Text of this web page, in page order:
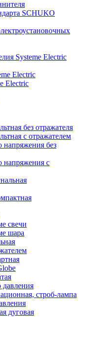
SCHUKO
Systeme Electric
Electric
Electric
без отражателя
с отражателем
напряжения без
напряжения с
свечи
шара
давления
строб-лампа
дуговая